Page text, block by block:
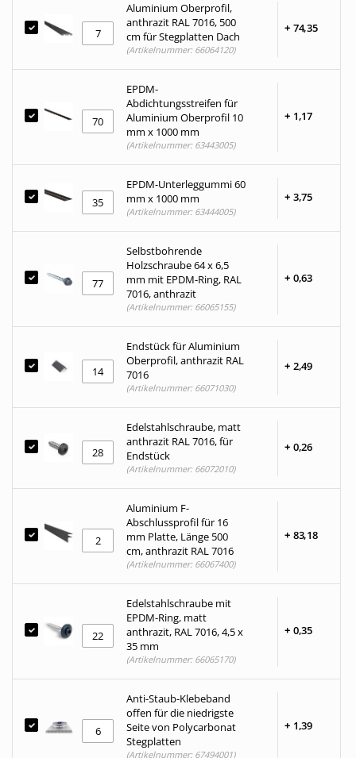
Aluminium Oberprofil,
anthrazit RAL 7016, 500
cm für Stegplatten Dach
+ 74,35
(Artikelnummer: 66064120)
EPDM-
Abdichtungsstreifen für
Aluminium Oberprofil 10
mm x 1000 mm
+ 1,17
(Artikelnummer: 63443005)
EPDM-Unterleggummi 60
mm x 1000 mm
+ 3,75
(Artikelnummer: 63444005)
Selbstbohrende
Holzschraube 64 x 6,5
mm mit EPDM-Ring, RAL
7016, anthrazit
+ 0,63
(Artikelnummer: 66065155)
Endstück für Aluminium
Oberprofil, anthrazit RAL
7016
+ 2,49
(Artikelnummer: 66071030)
Edelstahlschraube, matt
anthrazit RAL 7016, für
Endstück
+ 0,26
(Artikelnummer: 66072010)
Aluminium F-
Abschlussprofil für 16
mm Platte, Länge 500
cm, anthrazit RAL 7016
+ 83,18
(Artikelnummer: 66067400)
Edelstahlschraube mit
EPDM-Ring, matt
anthrazit, RAL 7016, 4,5 x
35 mm
+ 0,35
(Artikelnummer: 66065170)
Anti-Staub-Klebeband
offen für die niedrigste
Seite von Polycarbonat
Stegplatten
+ 1,39
(Artikelnummer: 67494001)